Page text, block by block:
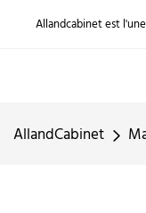
Allandcabinet est
AllandCabinet